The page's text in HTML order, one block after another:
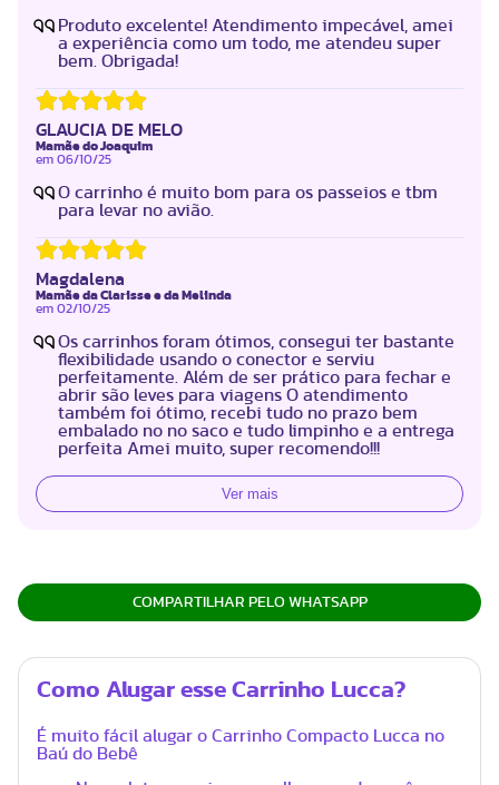
Produto excelente! Atendimento impecável, amei
a experiência como um todo, me atendeu super
bem. Obrigada!
GLAUCIA DE MELO
Mamãe do Joaquim
em 06/10/25
O carrinho é muito bom para os passeios e tbm
para levar no avião.
Magdalena
Mamãe da Clarisse e da Melinda
em 02/10/25
Os carrinhos foram ótimos, consegui ter bastante
flexibilidade usando o conector e serviu
perfeitamente. Além de ser prático para fechar e
abrir são leves para viagens O atendimento
também foi ótimo, recebi tudo no prazo bem
embalado no no saco e tudo limpinho e a entrega
perfeita Amei muito, super recomendo!!!
Ver mais
COMPARTILHAR PELO WHATSAPP
Como Alugar esse Carrinho Lucca?
É muito fácil alugar o Carrinho Compacto Lucca no
Baú do Bebê